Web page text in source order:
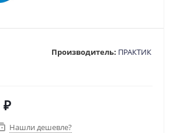
Производитель: ПРАКТИК
₽
Нашли дешевле?